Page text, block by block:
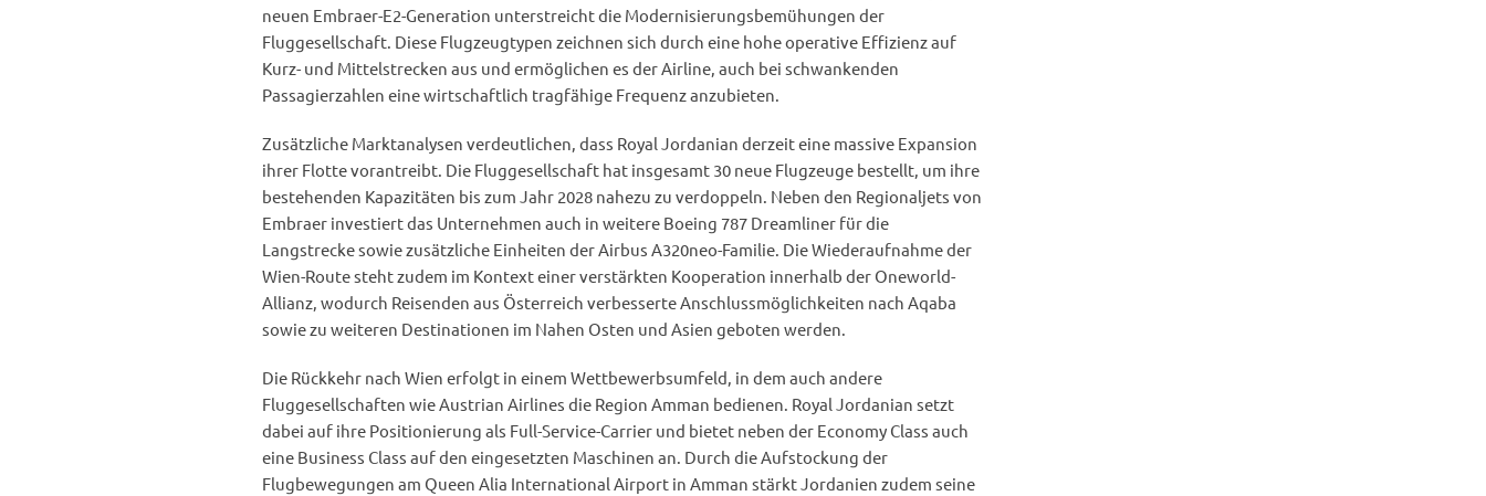
neuen Embraer-E2-Generation unterstreicht die Modernisierungsbemühungen der
Fluggesellschaft. Diese Flugzeugtypen zeichnen sich durch eine hohe operative Effizienz auf
Kurz- und Mittelstrecken aus und ermöglichen es der Airline, auch bei schwankenden
Passagierzahlen eine wirtschaftlich tragfähige Frequenz anzubieten.
Zusätzliche Marktanalysen verdeutlichen, dass Royal Jordanian derzeit eine massive Expansion
ihrer Flotte vorantreibt. Die Fluggesellschaft hat insgesamt 30 neue Flugzeuge bestellt, um ihre
bestehenden Kapazitäten bis zum Jahr 2028 nahezu zu verdoppeln. Neben den Regionaljets von
Embraer investiert das Unternehmen auch in weitere Boeing 787 Dreamliner für die
Langstrecke sowie zusätzliche Einheiten der Airbus A320neo-Familie. Die Wiederaufnahme der
Wien-Route steht zudem im Kontext einer verstärkten Kooperation innerhalb der Oneworld-
Allianz, wodurch Reisenden aus Österreich verbesserte Anschlussmöglichkeiten nach Aqaba
sowie zu weiteren Destinationen im Nahen Osten und Asien geboten werden.
Die Rückkehr nach Wien erfolgt in einem Wettbewerbsumfeld, in dem auch andere
Fluggesellschaften wie Austrian Airlines die Region Amman bedienen. Royal Jordanian setzt
dabei auf ihre Positionierung als Full-Service-Carrier und bietet neben der Economy Class auch
eine Business Class auf den eingesetzten Maschinen an. Durch die Aufstockung der
Flugbewegungen am Queen Alia International Airport in Amman stärkt Jordanien zudem seine